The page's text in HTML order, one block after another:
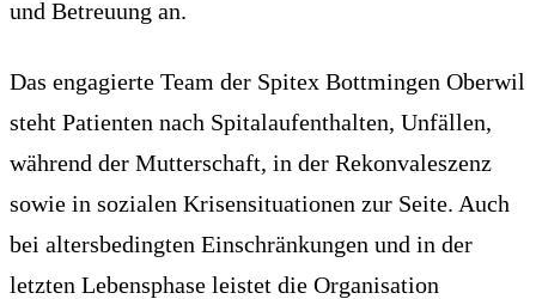
und Betreuung an.
Das engagierte Team der Spitex Bottmingen Oberwil
steht Patienten nach Spitalaufenthalten, Unfällen,
während der Mutterschaft, in der Rekonvaleszenz
sowie in sozialen Krisensituationen zur Seite. Auch
bei altersbedingten Einschränkungen und in der
letzten Lebensphase leistet die Organisation